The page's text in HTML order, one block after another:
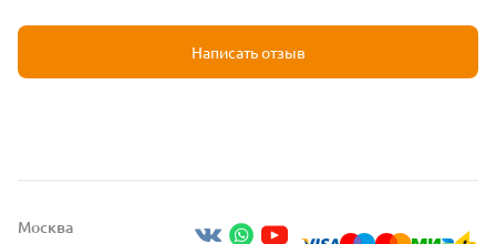
Написать отзыв
Москва